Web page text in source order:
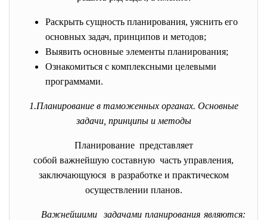
Раскрыть сущность планирования, уяснить его
основных задач, принципов и методов;
Выявить основные элементы планирования;
Ознакомиться с комплексными целевыми
программами.
1.Планирование в таможенных органах. Основные
задачи, принципы и методы
Планирование представляет
собой важнейшую составную часть управления,
заключающуюся в разработке и практическом
осуществлении планов.
Важнейшими задачами планирования являются: